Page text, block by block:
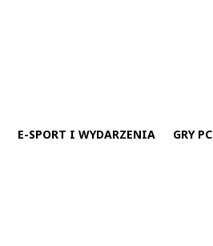
E-SPORT I WYDARZENIA GRY PC